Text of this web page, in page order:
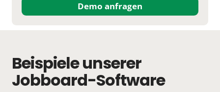
Beispiele unserer
Jobboard-Software
Demo anfragen